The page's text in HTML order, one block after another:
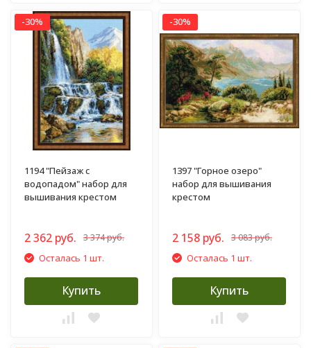
-30%
1194 "Пейзаж с
водопадом" набор для
вышивания крестом
2 362 руб. 3 374 руб.
Осталась 1 шт.
Купить
-30%
1397 "Горное озеро"
набор для вышивания
крестом
2 158 руб. 3 083 руб.
Осталась 1 шт.
Купить